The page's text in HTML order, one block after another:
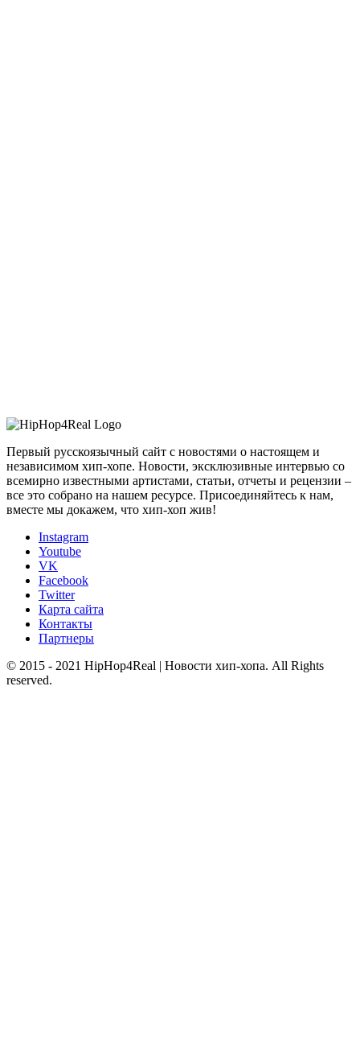
Первый русскоязычный сайт с новостями о настоящем и
независимом хип-хопе. Новости, эксклюзивные интервью со
всемирно известными артистами, статьи, отчеты и рецензии –
все это собрано на нашем ресурсе. Присоединяйтесь к нам,
вместе мы докажем, что хип-хоп жив!
Instagram
Youtube
VK
Facebook
Twitter
Карта сайта
Контакты
Партнеры
© 2015 - 2021 HipHop4Real | Новости хип-хопа. All Rights
reserved.